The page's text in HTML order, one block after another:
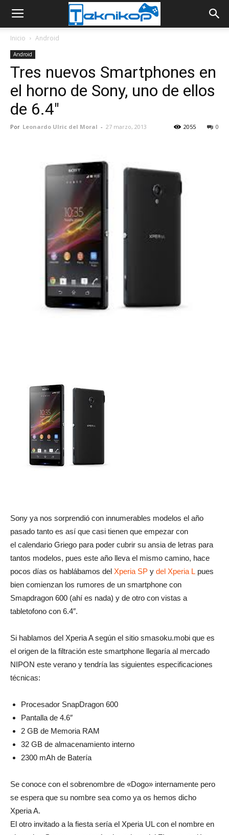
Inicio Android
Android
Tres nuevos Smartphones en
el horno de Sony, uno de ellos
de 6.4"
Por Leonardo Ulric del Moral - 27 marzo, 2013 0
2055
Sony ya nos sorprendió con innumerables modelos el año
pasado tanto es así que casi tienen que empezar con
el calendario Griego para poder cubrir su ansia de letras para
tantos modelos, pues este año lleva el mismo camino, hace
pocos días os hablábamos del Xperia SP y del Xperia L pues
bien comienzan los rumores de un smartphone con
Smapdragon 600 (ahí es nada) y de otro con vistas a
tabletofono con 6.4″.
Si hablamos del Xperia A según el sitio smasoku.mobi que es
el origen de la filtración este smartphone llegaría al mercado
NIPON este verano y tendría las siguientes especificaciones
técnicas:
Procesador SnapDragon 600
Pantalla de 4.6″
2 GB de Memoria RAM
32 GB de almacenamiento interno
2300 mAh de Batería
Se conoce con el sobrenombre de «Dogo» internamente pero
se espera que su nombre sea como ya os hemos dicho
Xperia A.
El otro invitado a la fiesta sería el Xperia UL con el nombre en